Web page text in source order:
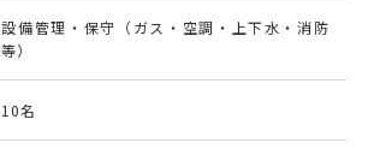
設備管理・保守（ガス・空調・上下水・消防
等）
10名